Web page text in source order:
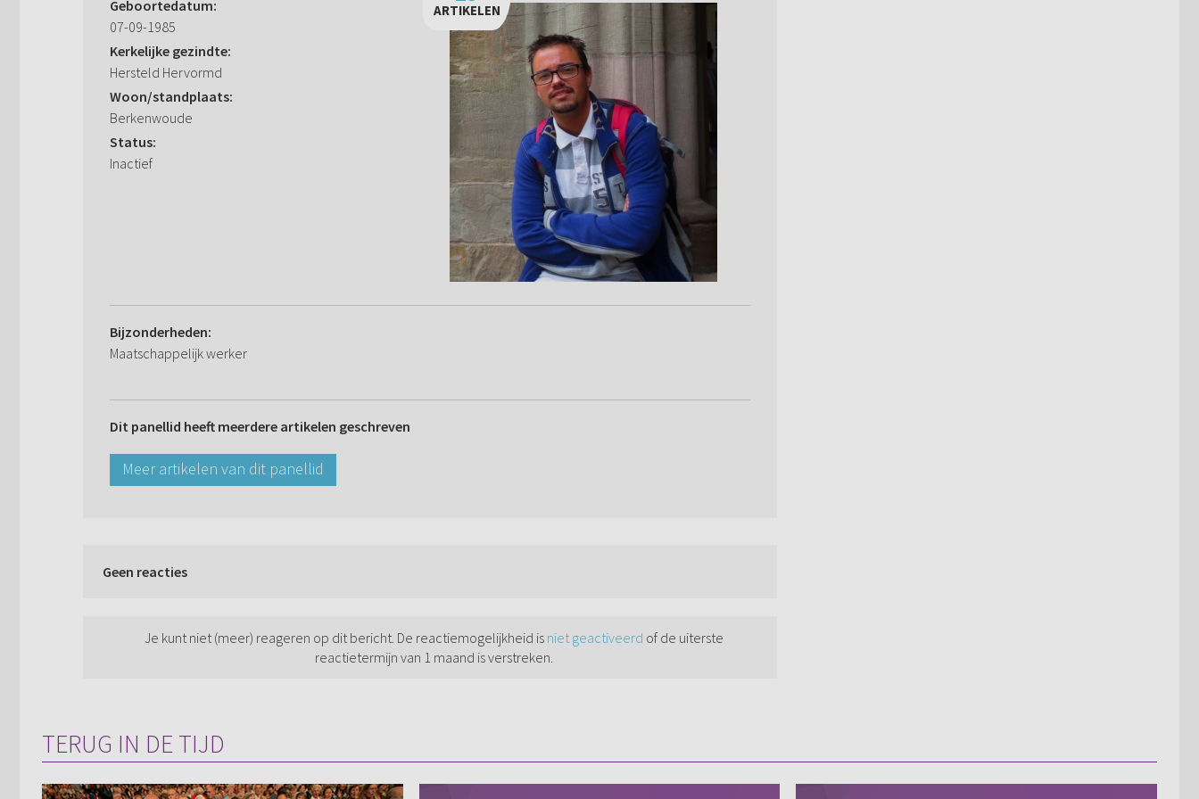
Geboortedatum:
07-09-1985
Kerkelijke gezindte:
Hersteld Hervormd
Woon/standplaats:
Berkenwoude
Status:
Inactief
ARTIKELEN
Bijzonderheden:
Maatschappelijk werker
Dit panellid heeft meerdere artikelen geschreven
Meer artikelen van dit panellid
Geen reacties
Je kunt niet (meer) reageren op dit bericht. De reactiemogelijkheid is niet geactiveerd of de uiterste
reactietermijn van 1 maand is verstreken.
TERUG IN DE TIJD